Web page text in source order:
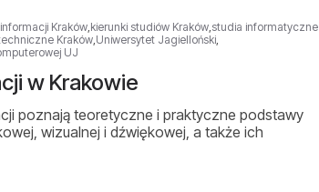
Kraków kierunki studiów Kraków studia informatyczne
Kraków Uniwersytet Jagielloński
UJ
w Krakowie
poznają teoretyczne i praktyczne podstawy
wizualnej i dźwiękowej, a także ich